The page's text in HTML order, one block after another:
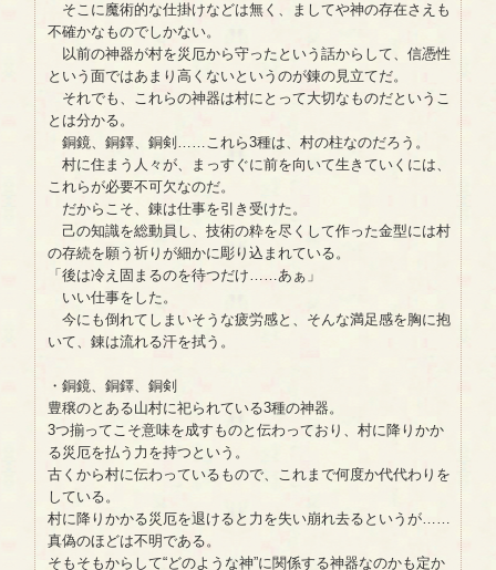
そこに魔術的な仕掛けなどは無く、ましてや神の存在さえも
不確かなものでしかない。
以前の神器が村を災厄から守ったという話からして、信憑性
という面ではあまり高くないというのが錬の見立てだ。
それでも、これらの神器は村にとって大切なものだというこ
とは分かる。
銅鏡、銅鐸、銅剣……これら3種は、村の柱なのだろう。
村に住まう人々が、まっすぐに前を向いて生きていくには、
これらが必要不可欠なのだ。
だからこそ、錬は仕事を引き受けた。
己の知識を総動員し、技術の粋を尽くして作った金型には村
の存続を願う祈りが細かに彫り込まれている。
「後は冷え固まるのを待つだけ……あぁ」
いい仕事をした。
今にも倒れてしまいそうな疲労感と、そんな満足感を胸に抱
いて、錬は流れる汗を拭う。
・銅鏡、銅鐸、銅剣
豊穣のとある山村に祀られている3種の神器。
3つ揃ってこそ意味を成すものと伝わっており、村に降りかか
る災厄を払う力を持つという。
古くから村に伝わっているもので、これまで何度か代代わりを
している。
村に降りかかる災厄を退けると力を失い崩れ去るというが……
真偽のほどは不明である。
そもそもからして“どのような神”に関係する神器なのかも定か